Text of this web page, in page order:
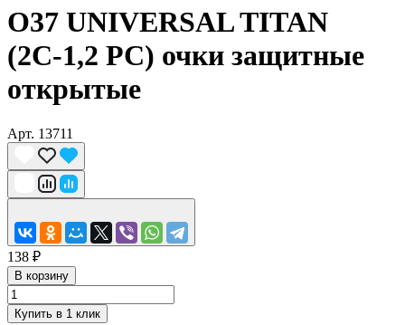
О37 UNIVERSAL TITAN
(2С-1,2 PС) очки защитные
открытые
Арт. 13711
138 ₽
В корзину
Купить в 1 клик